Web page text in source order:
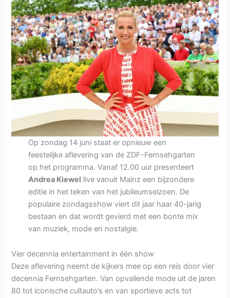
klassiekers
en
internationale
flair
Op zondag 14 juni staat er opnieuw een
feestelijke aflevering van de ZDF-Fernsehgarten
op het programma. Vanaf 12.00 uur presenteert
Andrea Kiewel live vanuit Mainz een bijzondere
editie in het teken van het jubileumseizoen. De
populaire zondagsshow viert dit jaar haar 40-jarig
bestaan en dat wordt gevierd met een bonte mix
van muziek, mode en nostalgie.
Vier decennia entertainment in één show
Deze aflevering neemt de kijkers mee op een reis door vier
decennia Fernsehgarten. Van opvallende mode uit de jaren
80 tot iconische cultauto’s en van sportieve acts tot